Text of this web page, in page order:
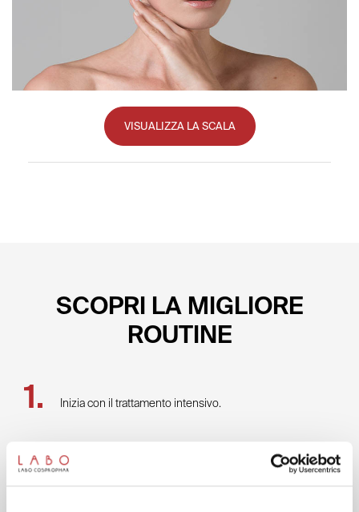
VISUALIZZA LA SCALA
SCOPRI LA MIGLIORE
ROUTINE
Inizia con il trattamento intensivo.